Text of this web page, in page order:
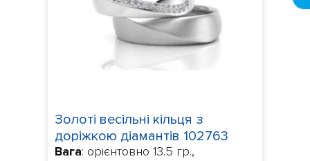
Золоті весільні кільця з
доріжкою діамантів 102763
Вага: орієнтовно 13.5 гр.,